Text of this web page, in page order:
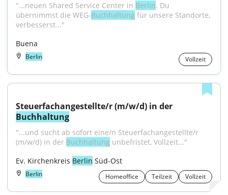
"...neuen Shared Service Center in Berlin. Du
übernimmst die WEG-Buchhaltung für unsere Standorte,
verbesserst..."
Buena
Berlin Vollzeit
Buchhaltung
"...und sucht ab sofort eine/n Steuerfachangestellte/r
(m/w/d) in der Buchhaltung unbefristet, Vollzeit..."
Ev. Kirchenkreis Berlin Süd-Ost
Berlin Homeoffice Teilzeit Vollzeit